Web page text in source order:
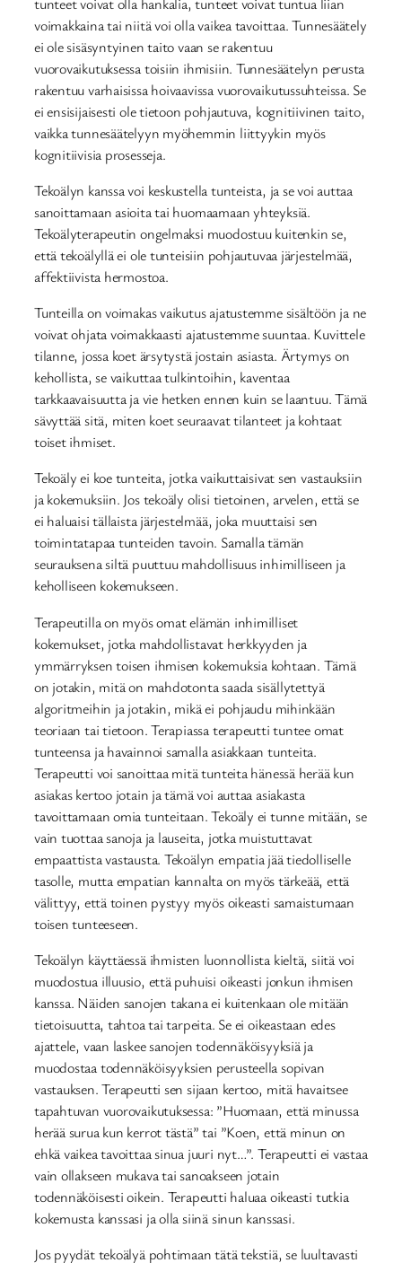
voimakkaina tai niitä voi olla vaikea tavoittaa. Tunnesäätely
ei ole sisäsyntyinen taito vaan se rakentuu
vuorovaikutuksessa toisiin ihmisiin. Tunnesäätelyn perusta
rakentuu varhaisissa hoivaavissa vuorovaikutussuhteissa. Se
ei ensisijaisesti ole tietoon pohjautuva, kognitiivinen taito,
vaikka tunnesäätelyyn myöhemmin liittyykin myös
kognitiivisia prosesseja.
Tekoälyn kanssa voi keskustella tunteista, ja se voi auttaa
sanoittamaan asioita tai huomaamaan yhteyksiä.
Tekoälyterapeutin ongelmaksi muodostuu kuitenkin se,
että tekoälyllä ei ole tunteisiin pohjautuvaa järjestelmää,
affektiivista hermostoa.
Tunteilla on voimakas vaikutus ajatustemme sisältöön ja ne
voivat ohjata voimakkaasti ajatustemme suuntaa. Kuvittele
tilanne, jossa koet ärsytystä jostain asiasta. Ärtymys on
kehollista, se vaikuttaa tulkintoihin, kaventaa
tarkkaavaisuutta ja vie hetken ennen kuin se laantuu. Tämä
sävyttää sitä, miten koet seuraavat tilanteet ja kohtaat
toiset ihmiset.
Tekoäly ei koe tunteita, jotka vaikuttaisivat sen vastauksiin
ja kokemuksiin. Jos tekoäly olisi tietoinen, arvelen, että se
ei haluaisi tällaista järjestelmää, joka muuttaisi sen
toimintatapaa tunteiden tavoin. Samalla tämän
seurauksena siltä puuttuu mahdollisuus inhimilliseen ja
keholliseen kokemukseen.
Terapeutilla on myös omat elämän inhimilliset
kokemukset, jotka mahdollistavat herkkyyden ja
ymmärryksen toisen ihmisen kokemuksia kohtaan. Tämä
on jotakin, mitä on mahdotonta saada sisällytettyä
algoritmeihin ja jotakin, mikä ei pohjaudu mihinkään
teoriaan tai tietoon. Terapiassa terapeutti tuntee omat
tunteensa ja havainnoi samalla asiakkaan tunteita.
Terapeutti voi sanoittaa mitä tunteita hänessä herää kun
asiakas kertoo jotain ja tämä voi auttaa asiakasta
tavoittamaan omia tunteitaan. Tekoäly ei tunne mitään, se
vain tuottaa sanoja ja lauseita, jotka muistuttavat
empaattista vastausta. Tekoälyn empatia jää tiedolliselle
tasolle, mutta empatian kannalta on myös tärkeää, että
välittyy, että toinen pystyy myös oikeasti samaistumaan
toisen tunteeseen.
Tekoälyn käyttäessä ihmisten luonnollista kieltä, siitä voi
muodostua illuusio, että puhuisi oikeasti jonkun ihmisen
kanssa. Näiden sanojen takana ei kuitenkaan ole mitään
tietoisuutta, tahtoa tai tarpeita. Se ei oikeastaan edes
ajattele, vaan laskee sanojen todennäköisyyksiä ja
muodostaa todennäköisyyksien perusteella sopivan
vastauksen. Terapeutti sen sijaan kertoo, mitä havaitsee
tapahtuvan vuorovaikutuksessa: ”Huomaan, että minussa
herää surua kun kerrot tästä” tai ”Koen, että minun on
ehkä vaikea tavoittaa sinua juuri nyt…”. Terapeutti ei vastaa
vain ollakseen mukava tai sanoakseen jotain
todennäköisesti oikein. Terapeutti haluaa oikeasti tutkia
kokemusta kanssasi ja olla siinä sinun kanssasi.
Jos pyydät tekoälyä pohtimaan tätä tekstiä, se luultavasti